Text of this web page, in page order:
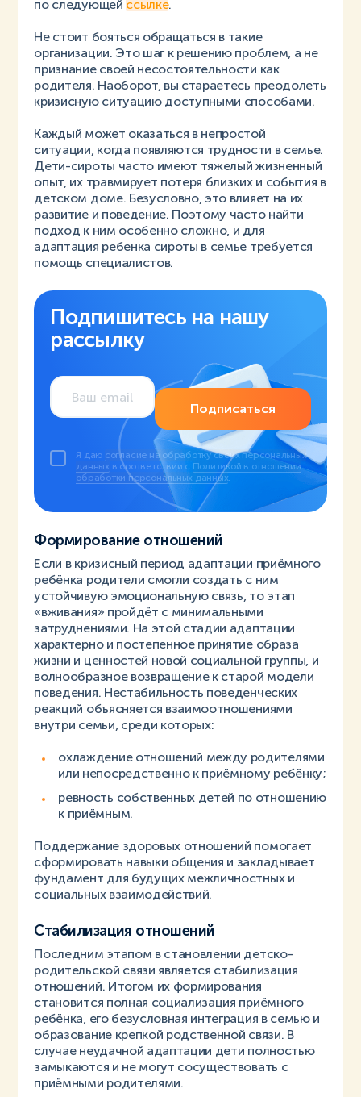
по следующей ссылке.
Не стоит бояться обращаться в такие
организации. Это шаг к решению проблем, а не
признание своей несостоятельности как
родителя. Наоборот, вы стараетесь преодолеть
кризисную ситуацию доступными способами.
Каждый может оказаться в непростой
ситуации, когда появляются трудности в семье.
Дети-сироты часто имеют тяжелый жизненный
опыт, их травмирует потеря близких и события в
детском доме. Безусловно, это влияет на их
развитие и поведение. Поэтому часто найти
подход к ним особенно сложно, и для
адаптация ребенка сироты в семье требуется
помощь специалистов.
Подпишитесь на нашу
рассылку
Подписаться
Я даю согласие на обработку своих персональных
данных в соответствии с Политикой в отношении
обработки персональных данных.
Формирование отношений
Если в кризисный период адаптации приёмного
ребёнка родители смогли создать с ним
устойчивую эмоциональную связь, то этап
«вживания» пройдёт с минимальными
затруднениями. На этой стадии адаптации
характерно и постепенное принятие образа
жизни и ценностей новой социальной группы, и
волнообразное возвращение к старой модели
поведения. Нестабильность поведенческих
реакций объясняется взаимоотношениями
внутри семьи, среди которых:
охлаждение отношений между родителями
или непосредственно к приёмному ребёнку;
ревность собственных детей по отношению
к приёмным.
Поддержание здоровых отношений помогает
сформировать навыки общения и закладывает
фундамент для будущих межличностных и
социальных взаимодействий.
Стабилизация отношений
Последним этапом в становлении детско-
родительской связи является стабилизация
отношений. Итогом их формирования
становится полная социализация приёмного
ребёнка, его безусловная интеграция в семью и
образование крепкой родственной связи. В
случае неудачной адаптации дети полностью
замыкаются и не могут сосуществовать с
приёмными родителями.